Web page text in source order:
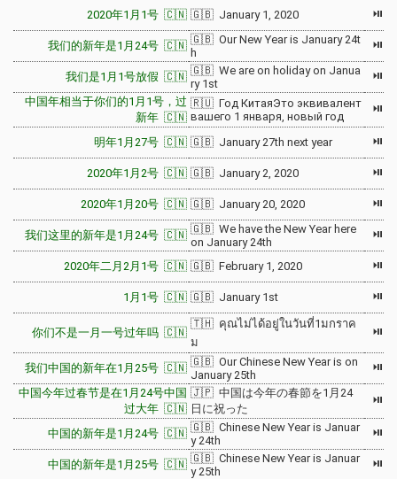
2020年1月1号 🇨🇳 🇬🇧 January 1, 2020 ⏯
我们的新年是1月24号 🇨🇳 🇬🇧 Our New Year is January 24t
h
⏯
我们是1月1号放假 🇨🇳 🇬🇧 We are on holiday on Janua
ry 1st
⏯
中国年相当于你们的1月1号，过
新年 🇨🇳
🇷🇺 Год КитаяЭто эквивалент
вашего 1 января, новый год
⏯
明年1月27号 🇨🇳 🇬🇧 January 27th next year ⏯
2020年1月2号 🇨🇳 🇬🇧 January 2, 2020 ⏯
2020年1月20号 🇨🇳 🇬🇧 January 20, 2020 ⏯
我们这里的新年是1月24号 🇨🇳 🇬🇧 We have the New Year here
on January 24th
⏯
2020年二月2月1号 🇨🇳 🇬🇧 February 1, 2020 ⏯
1月1号 🇨🇳 🇬🇧 January 1st ⏯
你们不是一月一号过年吗 🇨🇳
🇹🇭 คุณไม่ได้อยู่ในวันที่1มกราค
ม
⏯
我们中国的新年在1月25号 🇨🇳 🇬🇧 Our Chinese New Year is on
January 25th
⏯
中国今年过春节是在1月24号中国
过大年 🇨🇳
🇯🇵 中国は今年の春節を1月24
日に祝った
⏯
中国的新年是1月24号 🇨🇳 🇬🇧 Chinese New Year is Januar
y 24th
⏯
中国的新年是1月25号 🇨🇳 🇬🇧 Chinese New Year is Januar
y 25th
⏯